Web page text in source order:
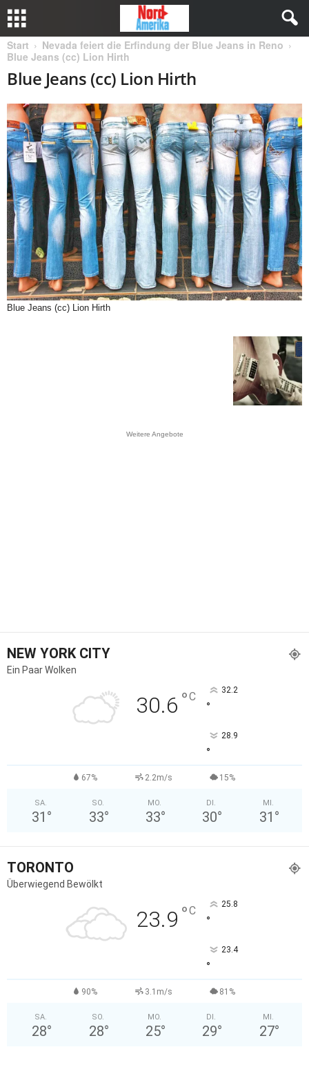
Start
Nevada feiert die Erfindung der Blue Jeans in Reno
Blue Jeans (cc) Lion Hirth
Blue Jeans (cc) Lion Hirth
Blue Jeans (cc) Lion Hirth
Weitere Angebote
NEW YORK CITY
Ein Paar Wolken
30.6 °C 32.2
°
28.9
°
67% 2.2m/s 15%
SA.
31 °
SO.
33°
MO.
33°
DI.
30°
MI.
31 °
TORONTO
Überwiegend Bewölkt
23.9 °C 25.8
°
23.4
°
90% 3.1m/s 81%
SA.
28°
SO.
28°
MO.
25°
DI.
29°
MI.
27°